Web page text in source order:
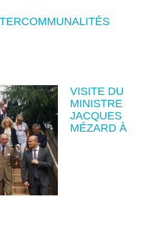
VISITE DU
MINISTRE
JACQUES
MÉZARD À